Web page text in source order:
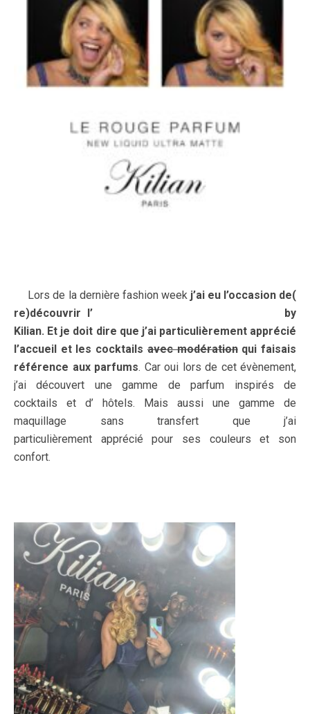
Lors de la dernière fashion week j’ai eu l’occasion de(
re)découvrir l’
by
Kilian. Et je doit dire que j’ai particulièrement apprécié
l’accueil et les cocktailsavec modérationqui faisais
référence aux parfums. Car oui lors de cet évènement,
j’ai découvert une gamme de parfum inspirés de
cocktails et d’ hôtels. Mais aussi une gamme de
maquillage sans transfert que j’ai
particulièrement apprécié pour ses couleurs et son
confort.